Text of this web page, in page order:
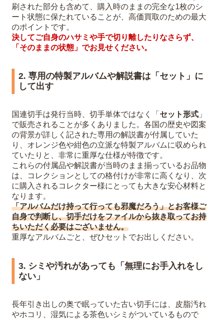
刷された部分も含めて、購入時のままの完全な1枚のシ
ート状態に保たれていることが、高価買取のための最大
のポイントです。
決してご自身のハサミや手で切り離したりなさらず、
「そのままの状態」でお見せください。
2. 専用の特製アルバムや解説書は「セット」に
して出す
国連切手は発行当時、切手単体ではなく「 セット形式 」
で販売されることが多くありました。各国の歴史や図案
の背景が詳しく記された専用の解説書が付属していた
り、オレンジ色や紺色の立派な特製アルバムに収められ
ていたりと、非常に重厚な仕様が特徴です。
これらの付属品や解説書が当時のまま揃っているお品物
は、コレクションとしての格付けが非常に高くなり、次
に購入されるコレクター様にとっても大きな安心材料と
なります。
「アルバムだけ持って行っても邪魔だろう」とお客様ご
自身で判断し、切手だけをファイルから抜き取ってお持
ちいただく必要はございません。
重厚なアルバムごと、ぜひセットでお出しください。
3. シミや汚れがあっても「無理にお手入れをし
ない」
長年引き出しの奥で眠っていた古い切手には、皮脂汚れ
やホコリ、湿気による茶色いシミがついているもので